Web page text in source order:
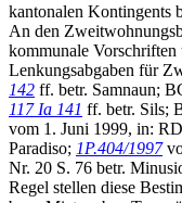
kantonalen Kontingents
An den
kommunale
Lenkungsabgaben für
142 ff. betr. Samnaun;
117 Ia 141 ff. betr. Sils;
vom 1. Juni 1999, in:
Paradiso; 1P.404/1997
Nr. 20 S. 76 betr.
Regel stellen diese